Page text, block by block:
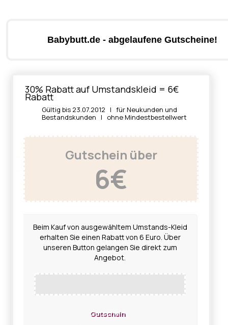
Babybutt.de - abgelaufene Gutscheine!
30% Rabatt auf Umstandskleid = 6€
Rabatt
Gültig bis 23.07.2012 | für Neukunden und
Bestandskunden | ohne Mindestbestellwert
Gutschein über
6€
Beim Kauf von ausgewähltem Umstands-Kleid
erhalten Sie einen Rabatt von 6 Euro. Über
unseren Button gelangen Sie direkt zum
Angebot.
Gutschein